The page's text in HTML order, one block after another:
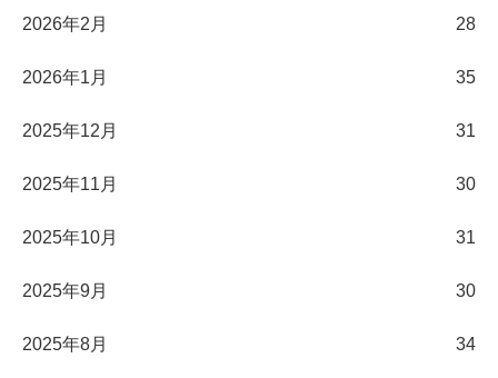
2026年2月 28
2026年1月 35
2025年12月 31
2025年11月 30
2025年10月 31
2025年9月 30
2025年8月 34